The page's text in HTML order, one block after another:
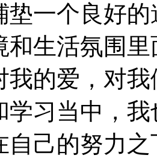
垫一个良好
和生活氛围
我的爱，对
学习当中，
自己的努力